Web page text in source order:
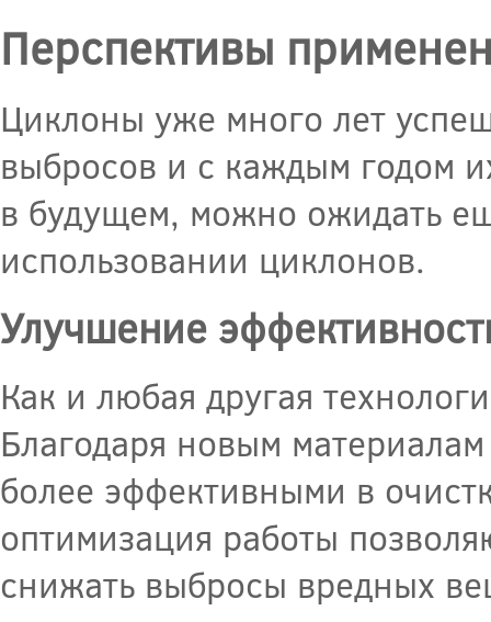
Перспективы
Циклоны уже много лет
выбросов и с каждым годом
в будущем, можно ожидать
использовании циклонов.
Улучшение
Как и любая другая
Благодаря новым
более эффективными в
оптимизация работы
снижать выбросы вредных